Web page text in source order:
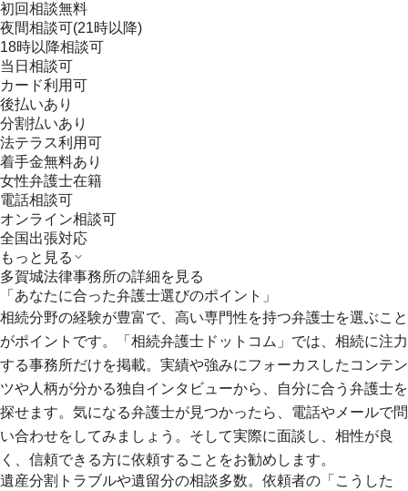
初回相談無料
夜間相談可(21時以降)
18時以降相談可
当日相談可
カード利用可
後払いあり
分割払いあり
法テラス利用可
着手金無料あり
女性弁護士在籍
電話相談可
オンライン相談可
全国出張対応
もっと見る
多賀城法律事務所の詳細を見る
「あなたに合った弁護士選びのポイント」
相続分野の経験が豊富で、高い専門性を持つ弁護士を選ぶこと
がポイントです。「相続弁護士ドットコム」では、相続に注力
する事務所だけを掲載。実績や強みにフォーカスしたコンテン
ツや人柄が分かる独自インタビューから、自分に合う弁護士を
探せます。気になる弁護士が見つかったら、電話やメールで問
い合わせをしてみましょう。そして実際に面談し、相性が良
く、信頼できる方に依頼することをお勧めします。
遺産分割トラブルや遺留分の相談多数。依頼者の「こうした